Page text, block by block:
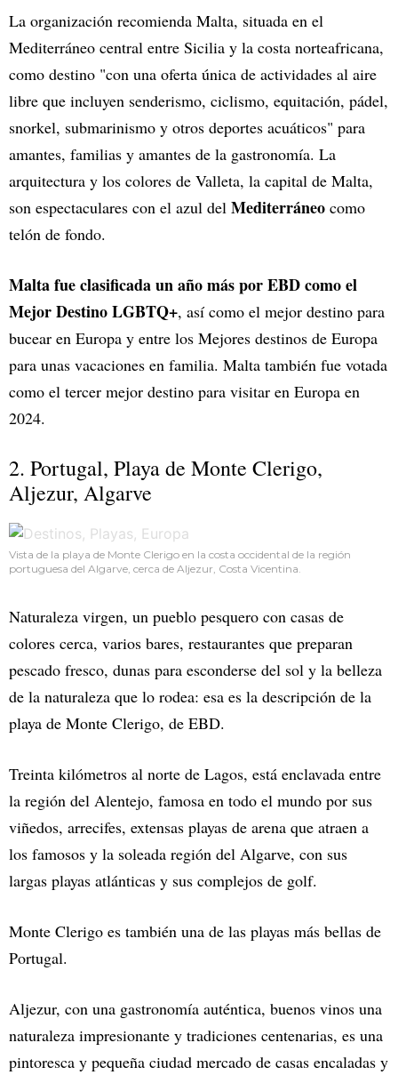
La organización recomienda Malta, situada en el
Mediterráneo central entre Sicilia y la costa norteafricana,
como destino "con una oferta única de actividades al aire
libre que incluyen senderismo, ciclismo, equitación, pádel,
snorkel, submarinismo y otros deportes acuáticos" para
amantes, familias y amantes de la gastronomía. La
arquitectura y los colores de Valleta, la capital de Malta,
son espectaculares con el azul del Mediterráneo como
telón de fondo.
Malta fue clasificada un año más por EBD como el
Mejor Destino LGBTQ+, así como el mejor destino para
bucear en Europa y entre los Mejores destinos de Europa
para unas vacaciones en familia. Malta también fue votada
como el tercer mejor destino para visitar en Europa en
2024.
2. Portugal, Playa de Monte Clerigo,
Aljezur, Algarve
Vista de la playa de Monte Clerigo en la costa occidental de la región
portuguesa del Algarve, cerca de Aljezur, Costa Vicentina.
Naturaleza virgen, un pueblo pesquero con casas de
colores cerca, varios bares, restaurantes que preparan
pescado fresco, dunas para esconderse del sol y la belleza
de la naturaleza que lo rodea: esa es la descripción de la
playa de Monte Clerigo, de EBD.
Treinta kilómetros al norte de Lagos, está enclavada entre
la región del Alentejo, famosa en todo el mundo por sus
viñedos, arrecifes, extensas playas de arena que atraen a
los famosos y la soleada región del Algarve, con sus
largas playas atlánticas y sus complejos de golf.
Monte Clerigo es también una de las playas más bellas de
Portugal.
Aljezur, con una gastronomía auténtica, buenos vinos una
naturaleza impresionante y tradiciones centenarias, es una
pintoresca y pequeña ciudad mercado de casas encaladas y